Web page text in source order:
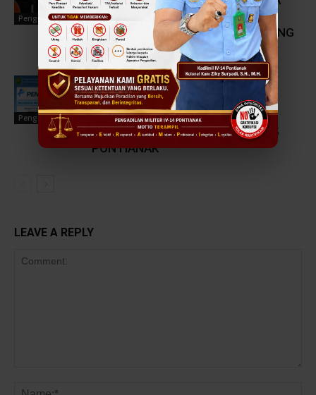
Pengumuman
PENGISIAN JPT MADYA DAN
PRATAMA PADA MAHKAMAH AGUNG
RI TA. 2026
Pengumuman
PERUBAHAN NOMOR LAYANAN
APLIKASI SIPOPMIL (SISTEM
INFORMASI PELAYANAN ONLINE
PENGADILAN MILITER) DILMIL I-05
PONTIANAK
LEAVE A REPLY